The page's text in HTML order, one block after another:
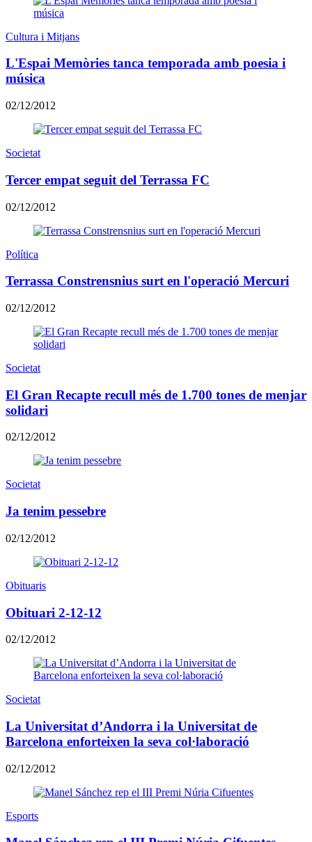
Cultura i Mitjans
L'Espai Memòries tanca temporada amb poesia i
música
02/12/2012
Societat
Tercer empat seguit del Terrassa FC
02/12/2012
Política
Terrassa Constrensnius surt en l'operació Mercuri
02/12/2012
Societat
El Gran Recapte recull més de 1.700 tones de menjar
solidari
02/12/2012
Societat
Ja tenim pessebre
02/12/2012
Obituaris
Obituari 2-12-12
02/12/2012
Societat
La Universitat d’Andorra i la Universitat de
Barcelona enforteixen la seva col·laboració
02/12/2012
Esports